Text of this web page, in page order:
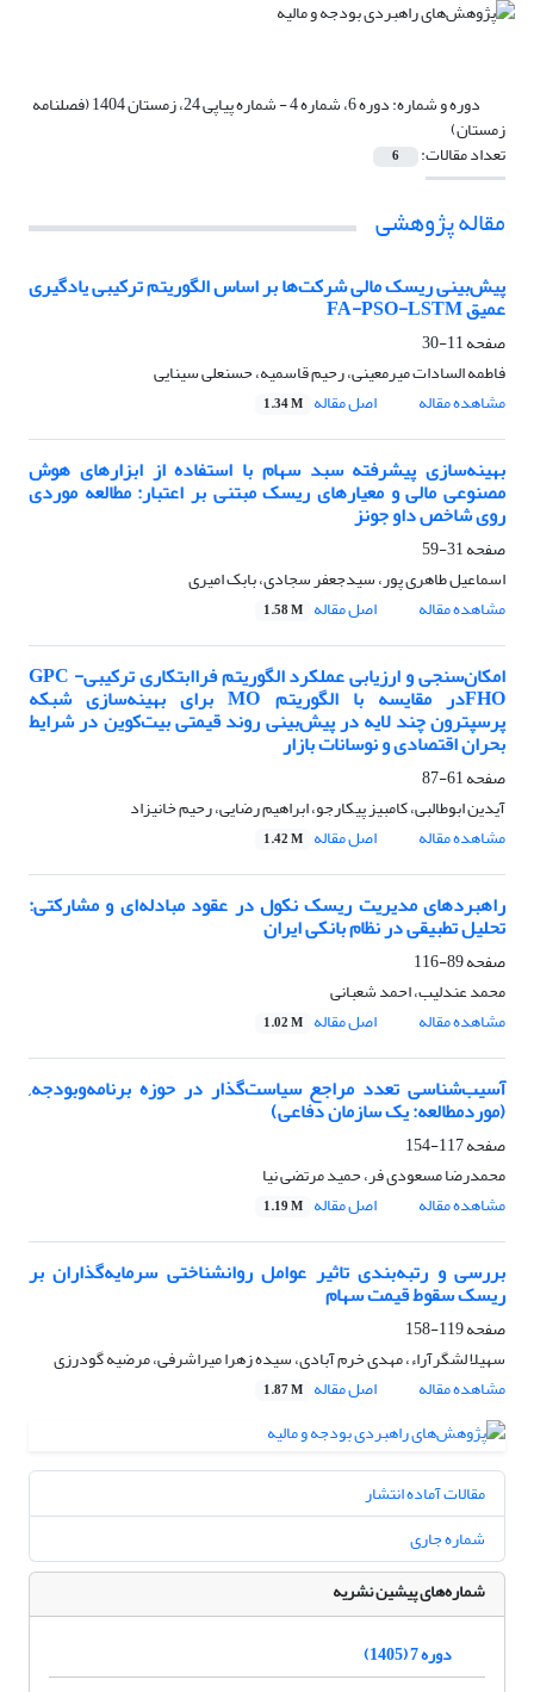
دوره و شماره: دوره 6، شماره 4 - شماره پیاپی 24، زمستان 1404 (فصلنامه
زمستان)
تعداد مقالات: 6
مقاله پژوهشی
پیش‌بینی ریسک مالی شرکت‌ها بر اساس الگوریتم ترکیبی یادگیری
عمیق FA-PSO-LSTM
صفحه11-30
فاطمه السادات میرمعینی، رحیم قاسمیه، حسنعلی سینایی
مشاهده مقاله
اصل مقاله 1.34 M
بهینه‌سازی پیشرفته سبد سهام با استفاده از ابزارهای هوش
مصنوعی مالی و معیارهای ریسک مبتنی بر اعتبار: مطالعه موردی
روی شاخص داو جونز
صفحه31-59
اسماعیل طاهری پور، سیدجعفر سجادی، بابک امیری
مشاهده مقاله
اصل مقاله 1.58 M
امکان‌سنجی و ارزیابی عملکرد الگوریتم فراابتکاری‌ ترکیبیGPC -
FHOدر مقایسه با الگوریتم MO برای بهینه‌سازی شبکه
پرسپترون چند لایه در پیش‌بینی روند قیمتی بیت‌کوین در شرایط
بحران اقتصادی و نوسانات بازار
صفحه61-87
آیدین ابوطالبی، کامبیز پیکارجو، ابراهیم رضایی، رحیم خانیزاد
مشاهده مقاله
اصل مقاله 1.42 M
راهبردهای مدیریت ریسک نکول در عقود مبادله‌ای و مشارکتی:
تحلیل تطبیقی در نظام بانکی ایران
صفحه89-116
محمد عندلیب، احمد شعبانی
مشاهده مقاله
اصل مقاله 1.02 M
آسیب‌شناسی تعدد مراجع سیاست‌گذار در حوزه برنامه‌وبودجه,
(موردمطالعه: یک سازمان‌ دفاعی)
صفحه117-154
محمدرضا مسعودی فر، حمید مرتضی نیا
مشاهده مقاله
اصل مقاله 1.19 M
بررسی و رتبه‌بندی تاثیر عوامل روانشناختی سرمایه‌گذاران بر
ریسک سقوط قیمت سهام
صفحه119-158
سهیلا لشگرآراء، مهدی خرم آبادی، سیده زهرا میراشرفی، مرضیه گودرزی
مشاهده مقاله
اصل مقاله 1.87 M
مقالات آماده انتشار
شماره جاری
شماره‌های پیشین نشریه
دوره 7 (1405)